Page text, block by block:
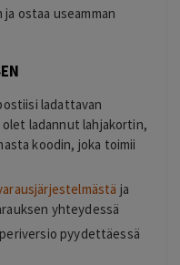
ostaa useamman
ladattavan
ladannut lahjakortin,
koodin, joka toimii
ja
yhteydessä
pyydettäessä